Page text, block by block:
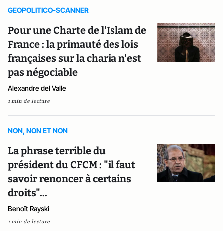
GEOPOLITICO-SCANNER
Pour une Charte de l'Islam de
France : la primauté des lois
françaises sur la charia n'est
pas négociable
Alexandre del Valle
1 min de lecture
NON, NON ET NON
La phrase terrible du
président du CFCM : "il faut
savoir renoncer à certains
droits"...
Benoît Rayski
1 min de lecture